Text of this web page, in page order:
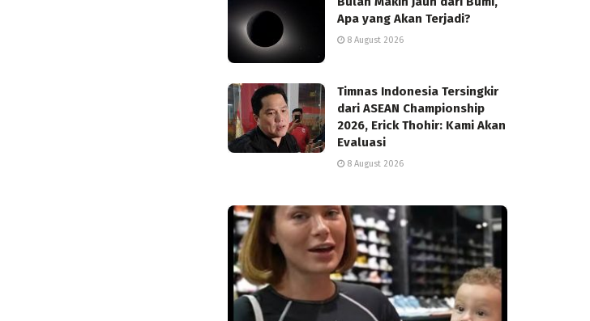
Apa yang Akan Terjadi?
8 August 2026
Timnas Indonesia Tersingkir
dari ASEAN Championship
2026, Erick Thohir: Kami Akan
Evaluasi
8 August 2026